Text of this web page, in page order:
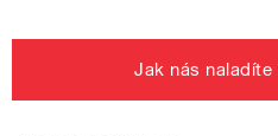
Jak nás naladíte